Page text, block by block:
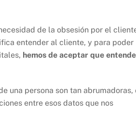
de la obsesión por el
entender al cliente, y para poder
hemos de aceptar que
una persona son tan abrumadoras,
entre esos datos que nos